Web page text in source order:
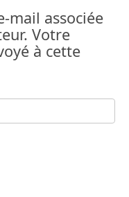
mail associée
Votre
à cette